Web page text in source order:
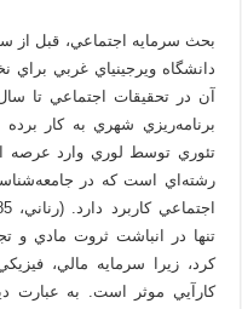
دانشگاه ويرجينياي غربي
تئوري توسط لوري وارد عرصه
رشته‌اي است كه در
تنها در انباشت ثروت مادي و
كرد، زيرا سرمايه مالي،
كارآيي موثر است. به عبارت